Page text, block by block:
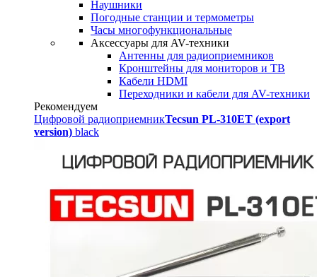
Наушники
Погодные станции и термометры
Часы многофункциональные
Аксессуары для AV-техники
Антенны для радиоприемников
Кронштейны для мониторов и ТВ
Кабели HDMI
Переходники и кабели для AV-техники
Рекомендуем
Цифровой радиоприемникTecsun PL-310ET (export
version) black